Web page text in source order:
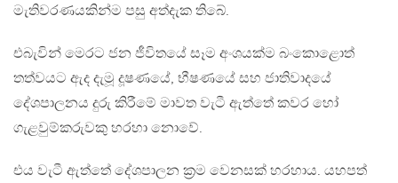
මැතිවරණයකින්ම පසු අත්දැක තිබේ.
එබැවින් මෙරට ජන ජීවිතයේ සෑම අංශයක්ම බංකොළොත්
තත්වයට ඇද දැමූ දූෂණයේ, භීෂණයේ සහ ජාතිවාදයේ
දේශපාලනය දුරු කිරීමේ මාවත වැටී ඇත්තේ කවර හෝ
ගැළවුම්කරුවකු හරහා නොවේ.
එය වැටී ඇත්තේ දේශපාලන ක්‍රම වෙනසක් හරහාය. යහපත්